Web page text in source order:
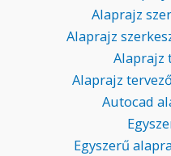
Alaprajz
Alaprajz
Alaprajz
Alaprajz
Autocad
Egyszerű